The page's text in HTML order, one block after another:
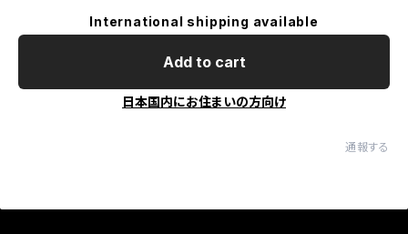
International shipping available
Add to cart
日本国内にお住まいの方向け
通報する